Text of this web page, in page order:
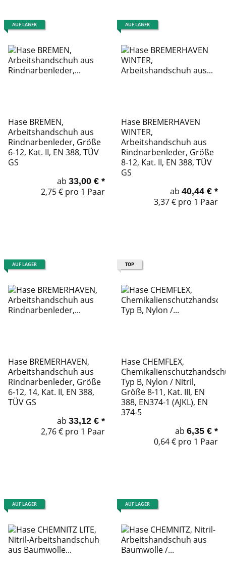
AUF LAGER
Hase BREMEN,
Arbeitshandschuh aus
Rindnarbenleder, Größe
6-12, Kat. II, EN 388, TÜV
GS
ab 33,00 € *
2,75 € pro 1 Paar
AUF LAGER
Hase BREMERHAVEN
WINTER,
Arbeitshandschuh aus
Rindnarbenleder, Größe
8-12, Kat. II, EN 388, TÜV
GS
ab 40,44 € *
3,37 € pro 1 Paar
AUF LAGER
Hase BREMERHAVEN,
Arbeitshandschuh aus
Rindnarbenleder, Größe
6-12, 14, Kat. II, EN 388,
TÜV GS
ab 33,12 € *
2,76 € pro 1 Paar
TOP
Hase CHEMFLEX,
Typ B, Nylon / Nitril,
Größe 8-11, Kat. III, EN
388, EN374-1 (AJKL), EN
374-5
ab 6,35 € *
0,64 € pro 1 Paar
AUF LAGER AUF LAGER